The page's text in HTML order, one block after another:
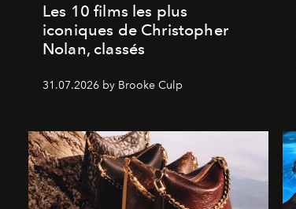
Les 10 films les plus
iconiques de Christopher
Nolan, classés
31.07.2026 by Brooke Culp